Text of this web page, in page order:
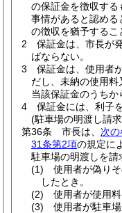
の保証金を徴収する
事情があると認める
の徴収を猶予するこ
2
保証金は、市長が
ばならない。
3
保証金は、使用者
だし、未納の使用料
当該保証金のうちか
4
保証金には、利子
(駐車場の明渡し請
第36条
市長は、 次
31条第2項の規定に
駐車場の明渡しを請
(1)
使用者が偽り
したとき。
(2)
使用者が使用
(3)
使用者が駐車